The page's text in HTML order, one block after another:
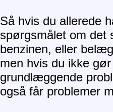
Så hvis du allerede
spørgsmålet om det
benzinen, eller
men hvis du ikke
grundlæggende
også får problemer